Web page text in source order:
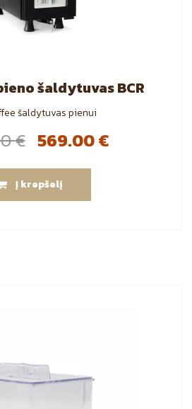
šaldytuvas BCR
šaldytuvas pienui
€ Original
was:
699.00 €.
569.00€Current
Į krepšelį